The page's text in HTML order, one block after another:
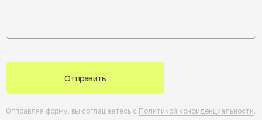
Отправить
Отправляя форму, вы соглашаетесь с Политикой конфиденциальности.